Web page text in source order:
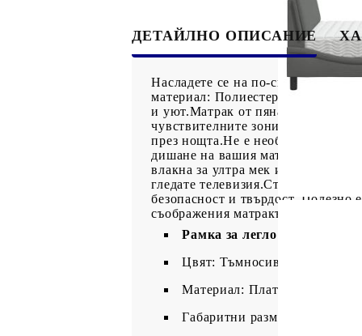
ДЕТАЙЛНО ОПИСАНИЕ
Насладете се на по-спокоен
материал: Полиестерната тъкан
и уют.Матрак от пяна: Този
чувствителните зони на сън
през нощта.Не е необходима
дишане на вашия матрак,
влакна за ултра мек и оптимален
гледате телевизия.Стабилни и
безопасност и твърдост. Полезно
съображения матракът не може да
Рамка за легло:
Цвят: Тъмносив
Материал: Плат (100%
Габаритни размери: 218 x